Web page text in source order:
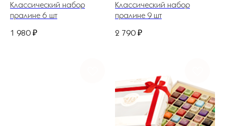
Классический набор
пралине 6 шт
1 980 ₽
Классический набор
пралине 9 шт
2 790 ₽